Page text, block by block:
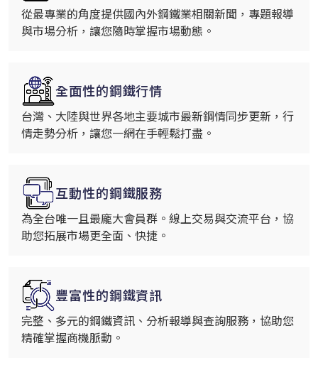
從最專業的角度提供國內外鋼鐵業相關新聞，專題報導
與市場分析，讓您隨時掌握市場動態。
全面性的鋼鐵行情
台灣、大陸與世界各地主要城市最新鋼情同步更新，行
情走勢分析，讓您一網在手輕鬆打盡。
互動性的鋼鐵服務
為全台唯一且最龐大會員群。線上交易與交流平台，協
助您拓展市場更全面、快捷。
豐富性的鋼鐵資訊
完整、多元的鋼鐵資訊、分析報導與查詢服務，協助您
精確掌握商機脈動。